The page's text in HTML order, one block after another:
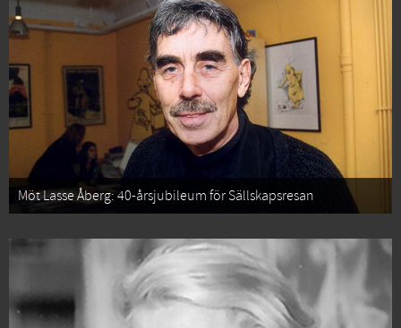
Möt Lasse Åberg: 40-årsjubileum för Sällskapsresan